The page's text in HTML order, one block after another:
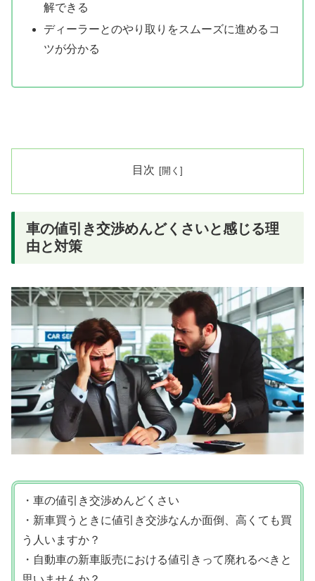
解できる
ディーラーとのやり取りをスムーズに進めるコ
ツが分かる
目次
車の値引き交渉めんどくさいと感じる理
由と対策
・車の値引き交渉めんどくさい
・新車買うときに値引き交渉なんか面倒、高くても買
う人いますか？
・自動車の新車販売における値引きって廃れるべきと